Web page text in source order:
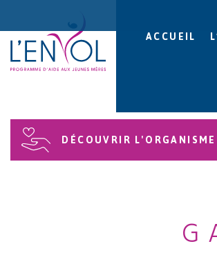
ACCUEIL
DÉCOUVRIR L'ORGANISME